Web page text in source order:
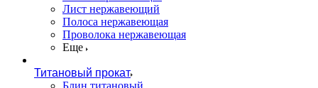
Лист нержавеющий
Полоса нержавеющая
Проволока нержавеющая
Еще
Титановый прокат
Блин титановый